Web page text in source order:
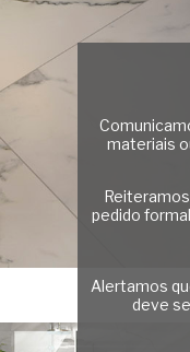
materiais
pedido
Alertamos
deve